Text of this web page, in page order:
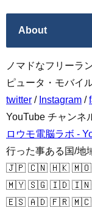
About
ノマドなフリーラ
ピュータ・モバイ
twitter / Instagram /
YouTube チャンネ
ロウモ電脳ラボ -
行った事ある国/地
🇯🇵 🇨🇳 🇭🇰
🇲🇾 🇸🇬 🇮🇩
🇪🇸 🇦🇩 🇫🇷